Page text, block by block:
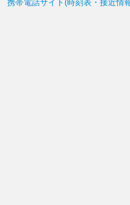
携帯電話サイト(時刻表・接近情